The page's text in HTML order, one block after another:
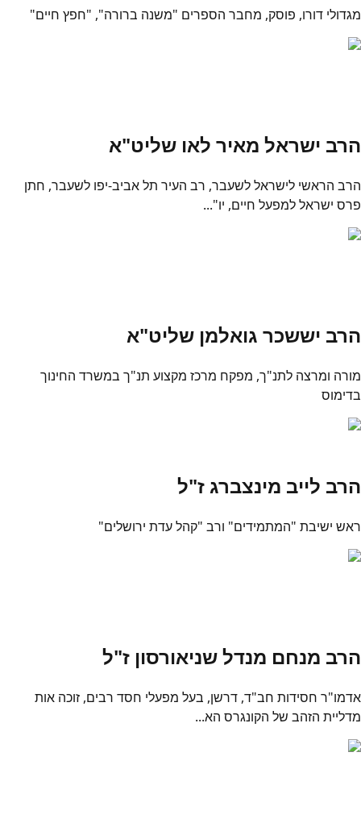
מגדולי דורו, פוסק, מחבר הספרים "משנה ברורה", "חפץ חיים"
הרב ישראל מאיר לאו שליט"א
הרב הראשי לישראל לשעבר, רב העיר תל אביב-יפו לשעבר, חתן
פרס ישראל למפעל חיים, יו"...
הרב יששכר גואלמן שליט"א
מורה ומרצה לתנ"ך, מפקח מרכז מקצוע תנ"ך במשרד החינוך
בדימוס
הרב לייב מינצברג ז"ל
ראש ישיבת "המתמידים" ורב "קהל עדת ירושלים"
הרב מנחם מנדל שניאורסון ז"ל
אדמו"ר חסידות חב"ד, דרשן, בעל מפעלי חסד רבים, זוכה אות
מדליית הזהב של הקונגרס הא...